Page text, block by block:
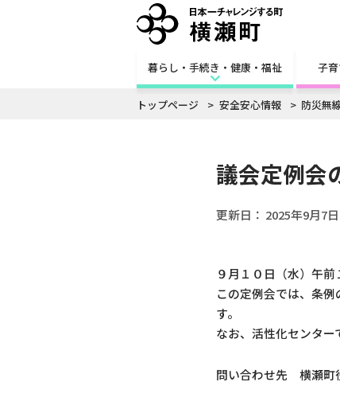
暮らし・手続き・健康・福祉 子
トップページ 安全安心情報 防災無
議会定例会
更新日： 2025年9月7日
９月１０日（水）午
この定例会では、条
す。
なお、活性化センター
問い合わせ先 横瀬